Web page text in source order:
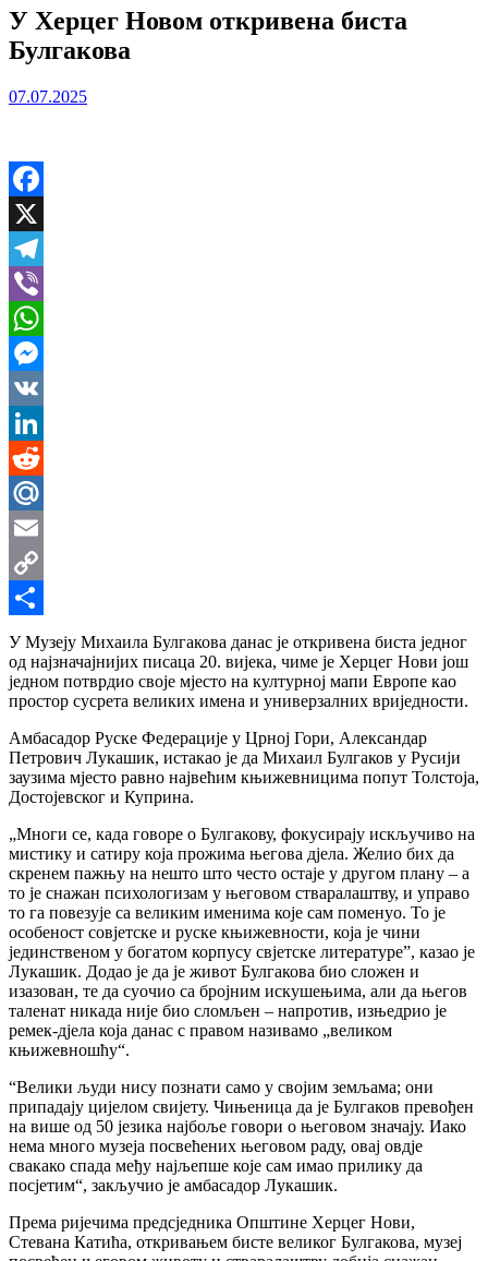
У Херцег Новом откривена биста
Булгакова
07.07.2025
Facebook
X
Telegram
Viber
WhatsApp
Messenger
VK
LinkedIn
Reddit
Mail.Ru
Email
Copy
Link
Share
У Музеју Михаила Булгакова данас је откривена биста једног
од најзначајнијих писаца 20. вијека, чиме је Херцег Нови још
једном потврдио своје мјесто на културној мапи Европе као
простор сусрета великих имена и универзалних вриједности.
Амбасадор Руске Федерације у Црној Гори, Александар
Петрович Лукашик, истакао је да Михаил Булгаков у Русији
заузима мјесто равно највећим књижевницима попут Толстоја,
Достојевског и Куприна.
„Многи се, када говоре о Булгакову, фокусирају искључиво на
мистику и сатиру која прожима његова дјела. Желио бих да
скренем пажњу на нешто што често остаје у другом плану – а
то је снажан психологизам у његовом стваралаштву, и управо
то га повезује са великим именима које сам поменуо. То је
особеност совјетске и руске књижевности, која је чини
јединственом у богатом корпусу свјетске литературе”, казао је
Лукашик. Додао је да је живот Булгакова био сложен и
изазован, те да суочио са бројним искушењима, али да његов
таленат никада није био сломљен – напротив, изњедрио је
ремек-дјела која данас с правом називамо „великом
књижевношћу“.
“Велики људи нису познати само у својим земљама; они
припадају цијелом свијету. Чињеница да је Булгаков превођен
на више од 50 језика најбоље говори о његовом значају. Иако
нема много музеја посвећених његовом раду, овај овдје
свакако спада међу најљепше које сам имао прилику да
посјетим“, закључио је амбасадор Лукашик.
Према ријечима предсједника Општине Херцег Нови,
Стевана Катића, откривањем бисте великог Булгакова, музеј